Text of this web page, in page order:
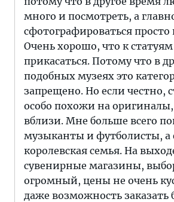
много и посмотреть, а
сфотографироваться
Очень хорошо, что к
прикасаться. Потому что в
подобных музеях это
запрещено. Но если честно,
особо похожи на
вблизи. Мне больше всего
музыканты и футболисты, а
королевская семья. На
сувенирные магазины,
огромный, цены не очень
даже возможность заказать